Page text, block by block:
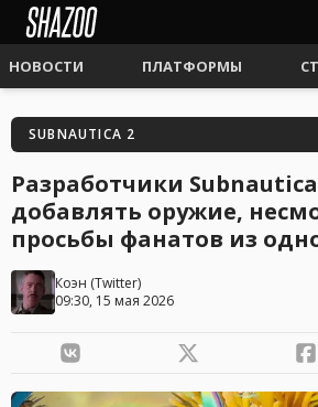
НОВОСТИ ПЛАТФОРМЫ
SUBNAUTICA 2
Разработчики
добавлять оружие,
просьбы фанатов из
Коэн (Twitter)
09:30, 15 мая 2026